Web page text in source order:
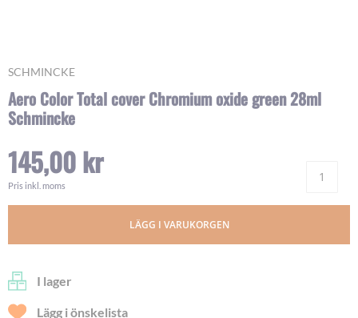
SCHMINCKE
Aero Color Total cover Chromium oxide green 28ml
Schmincke
145,00 kr
Pris inkl. moms
LÄGG I VARUKORGEN
I lager
Lägg i önskelista
Skip
the
beginning
the
images
gallery